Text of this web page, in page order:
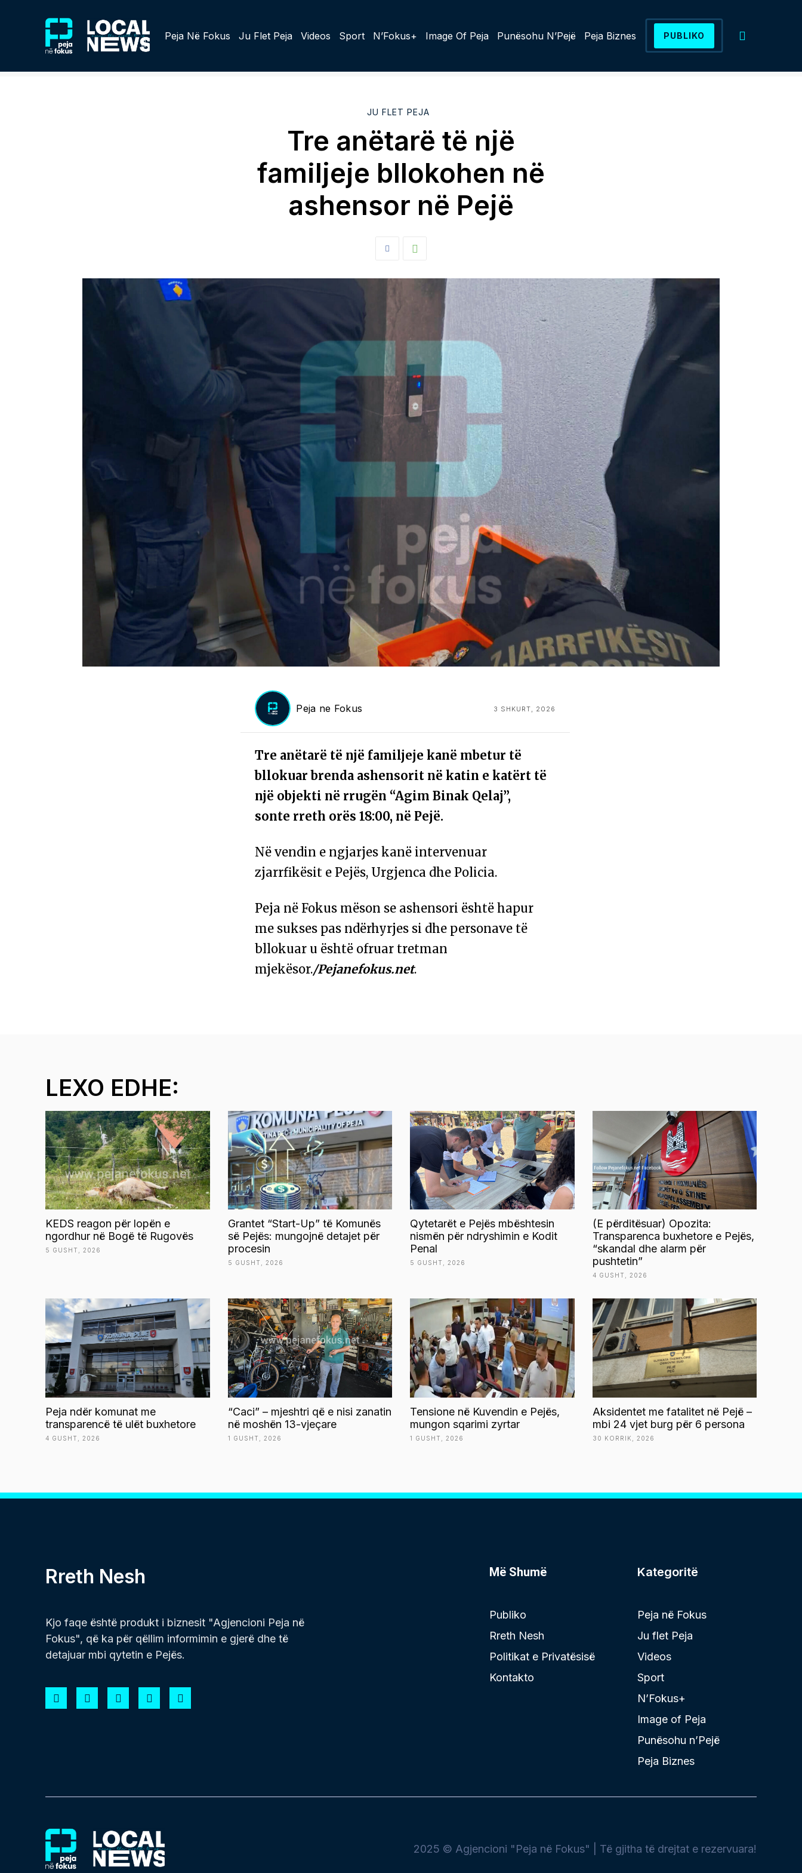
Peja Në Fokus Ju Flet Peja Videos Sport N’Fokus+ Image Of Peja Punësohu N’Pejë Peja Biznes PUBLIKO
JU FLET PEJA
Tre anëtarë të një
familjeje bllokohen në
ashensor në Pejë
Peja ne Fokus 3 SHKURT, 2026
Tre anëtarë të një familjeje kanë mbetur të
bllokuar brenda ashensorit në katin e katërt të
një objekti në rrugën “Agim Binak Qelaj”,
sonte rreth orës 18:00, në Pejë.
Në vendin e ngjarjes kanë intervenuar
zjarrfikësit e Pejës, Urgjenca dhe Policia.
Peja në Fokus mëson se ashensori është hapur
me sukses pas ndërhyrjes si dhe personave të
bllokuar u është ofruar tretman
mjekësor./Pejanefokus.net.
LEXO EDHE:
KEDS reagon për lopën e
ngordhur në Bogë të Rugovës
5 GUSHT, 2026
Grantet “Start-Up” të Komunës
së Pejës: mungojnë detajet për
procesin
5 GUSHT, 2026
Qytetarët e Pejës mbështesin
nismën për ndryshimin e Kodit
Penal
5 GUSHT, 2026
(E përditësuar) Opozita:
Transparenca buxhetore e Pejës,
“skandal dhe alarm për
pushtetin”
4 GUSHT, 2026
Peja ndër komunat me
transparencë të ulët buxhetore
4 GUSHT, 2026
“Caci” – mjeshtri që e nisi zanatin
në moshën 13-vjeçare
1 GUSHT, 2026
Tensione në Kuvendin e Pejës,
mungon sqarimi zyrtar
1 GUSHT, 2026
Aksidentet me fatalitet në Pejë –
mbi 24 vjet burg për 6 persona
30 KORRIK, 2026
Rreth Nesh
Kjo faqe është produkt i biznesit "Agjencioni Peja në
Fokus", që ka për qëllim informimin e gjerë dhe të
detajuar mbi qytetin e Pejës.
Më Shumë
Publiko
Rreth Nesh
Politikat e Privatësisë
Kontakto
Kategoritë
Peja në Fokus
Ju flet Peja
Videos
Sport
N’Fokus+
Image of Peja
Punësohu n’Pejë
Peja Biznes
2025 © Agjencioni "Peja në Fokus" | Të gjitha të drejtat e rezervuara!